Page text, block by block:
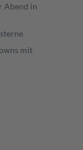
Abend in
mit